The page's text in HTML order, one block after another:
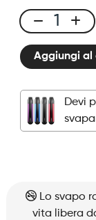
Click
&
Puff
–
Pod
–
Aggiungi al
Devi
Lo svapo
vita libera